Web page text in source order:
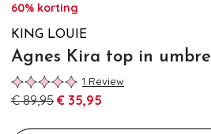
60% korting
KING LOUIE
Agnes Kira top in umbre
1 Review
€ 89,95 € 35,95